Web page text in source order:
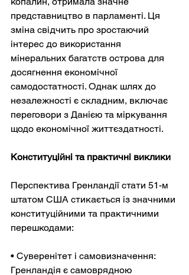
представництво в парламенті. Ця
зміна свідчить про зростаючий
інтерес до використання
мінеральних багатств острова для
досягнення економічної
самодостатності. Однак шлях до
незалежності є складним, включає
переговори з Данією та міркування
щодо економічної життєздатності.
Конституційні та практичні виклики
Перспектива Гренландії стати 51-м
штатом США стикається із значними
конституційними та практичними
перешкодами:
• Суверенітет і самовизначення:
Гренландія є самоврядною